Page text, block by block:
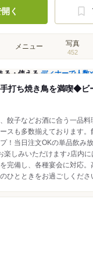
く
メニュー 写真
452
る・使えるディナーで人数×
手打ち焼き鳥を満喫◆ビ
餃子などお酒に合う一品
スも多数揃えております
！当日注文OKの単品飲み
楽しみいただけます♪店内
完備し、各種宴会に対応
ひとときをお過ごしくださ